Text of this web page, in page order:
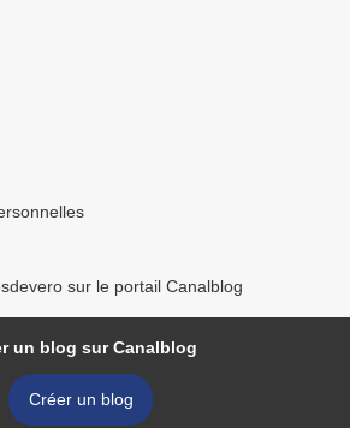
sur le portail Canalblog
un blog sur Canalblog
Créer un blog